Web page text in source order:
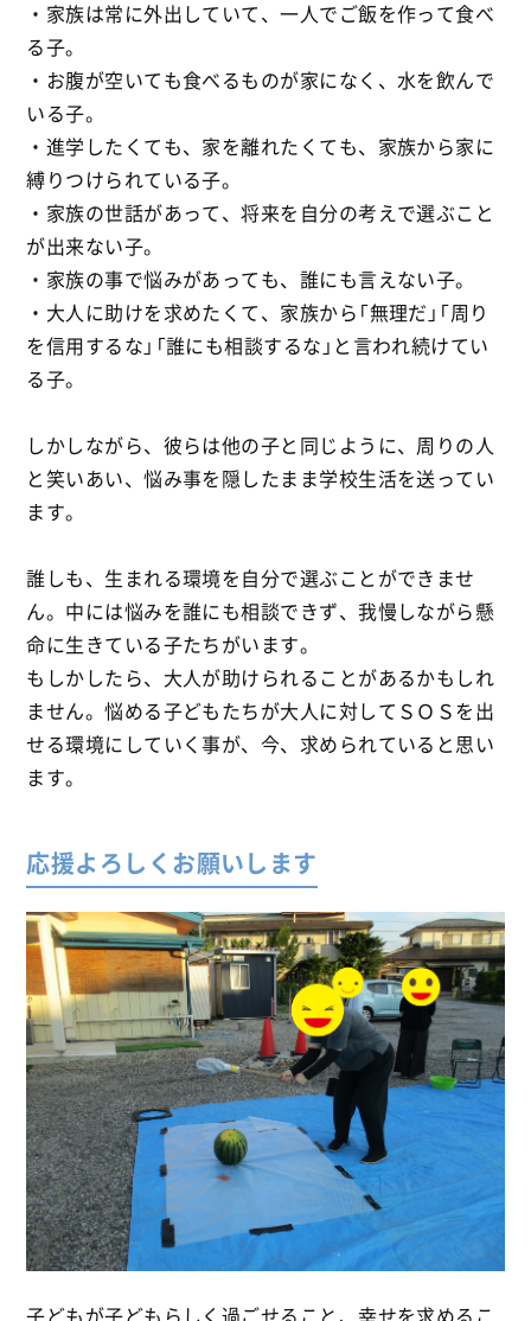
・家族は常に外出していて、一人でご飯を作って食べ
る子。
・お腹が空いても食べるものが家になく、水を飲んで
いる子。
・進学したくても、家を離れたくても、家族から家に
縛りつけられている子。
・家族の世話があって、将来を自分の考えで選ぶこと
が出来ない子。
・家族の事で悩みがあっても、誰にも言えない子。
・大人に助けを求めたくて、家族から「無理だ」「周り
を信用するな」「誰にも相談するな」と言われ続けてい
る子。
しかしながら、彼らは他の子と同じように、周りの人
と笑いあい、悩み事を隠したまま学校生活を送ってい
ます。
誰しも、生まれる環境を自分で選ぶことができませ
ん。中には悩みを誰にも相談できず、我慢しながら懸
命に生きている子たちがいます。
もしかしたら、大人が助けられることがあるかもしれ
ません。悩める子どもたちが大人に対してＳＯＳを出
せる環境にしていく事が、今、求められていると思い
ます。
応援よろしくお願いします